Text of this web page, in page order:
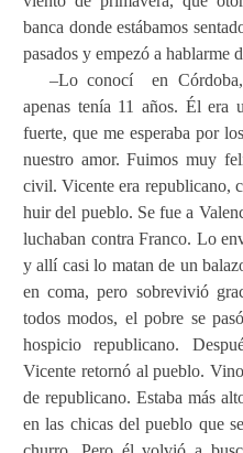
banca donde estábamos
pasados y empezó a hablarme
–Lo conocí
en
apenas tenía 11 años. Él era
fuerte, que me esperaba por
nuestro amor. Fuimos muy
civil. Vicente era republicano,
huir del pueblo. Se fue a
luchaban contra Franco. Lo
y allí casi lo matan de un
en coma, pero sobrevivió
todos modos, el pobre se
hospicio republicano.
Vicente retornó al pueblo.
de republicano. Estaba más
en las chicas del pueblo que